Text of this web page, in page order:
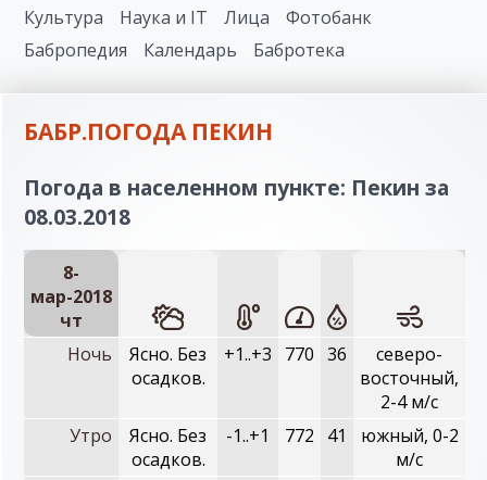
Культура
Наука и IT Лица
Фотобанк
Бабропедия
Календарь Бабротека
БАБР.ПОГОДА ПЕКИН
Погода в населенном пункте: Пекин за
08.03.2018
8-
мар-2018
чт
Ночь
Ясно. Без
осадков.
+1..+3 770 36
северо-
восточный,
2-4 м/с
Утро
Ясно. Без
осадков.
-1..+1 772 41
южный, 0-2
м/с